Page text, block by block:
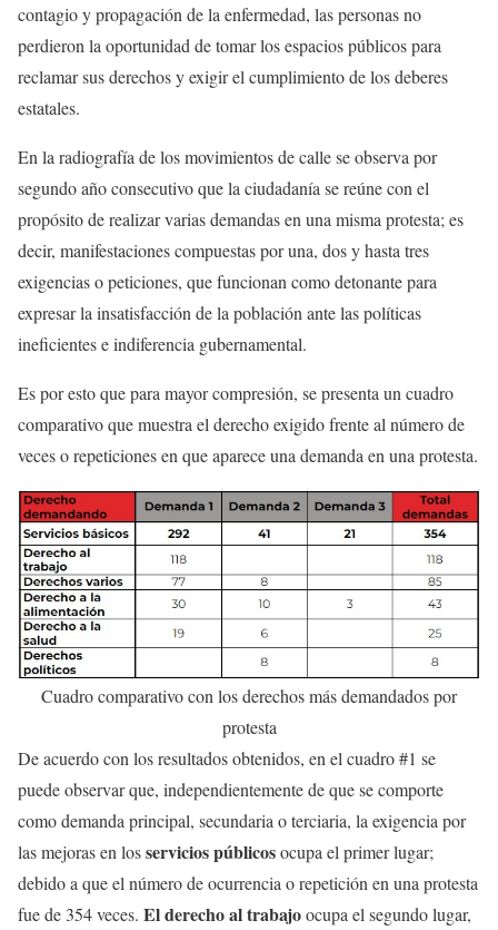
contagio y propagación de la enfermedad, las personas no
perdieron la oportunidad de tomar los espacios públicos para
reclamar sus derechos y exigir el cumplimiento de los deberes
estatales.
En la radiografía de los movimientos de calle se observa por
segundo año consecutivo que la ciudadanía se reúne con el
propósito de realizar varias demandas en una misma protesta; es
decir, manifestaciones compuestas por una, dos y hasta tres
exigencias o peticiones, que funcionan como detonante para
expresar la insatisfacción de la población ante las políticas
ineficientes e indiferencia gubernamental.
Es por esto que para mayor compresión, se presenta un cuadro
comparativo que muestra el derecho exigido frente al número de
veces o repeticiones en que aparece una demanda en una protesta.
Cuadro comparativo con los derechos más demandados por
protesta
De acuerdo con los resultados obtenidos, en el cuadro #1 se
puede observar que, independientemente de que se comporte
como demanda principal, secundaria o terciaria, la exigencia por
las mejoras en losservicios públicosocupa el primer lugar;
debido a que el número de ocurrencia o repetición en una protesta
fue de 354 veces. El derecho al trabajoocupa el segundo lugar,